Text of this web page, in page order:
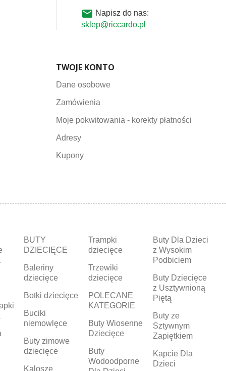
email Napisz do nas:
sklep@riccardo.pl
TWOJE KONTO
Dane osobowe
Zamówienia
Moje pokwitowania - korekty płatności
Adresy
Kupony
BUTY
DZIECIĘCE
Baleriny
dziecięce
Botki dziecięce
Buciki
niemowlęce
Buty zimowe
dziecięce
Kalosze
Trampki
dziecięce
Trzewiki
dziecięce
POLECANE
KATEGORIE
Buty Wiosenne
Dziecięce
Buty
Wodoodporne
Buty Dla Dzieci
z Wysokim
Podbiciem
Buty Dziecięce
z Usztywnioną
Piętą
Buty ze
Sztywnym
Zapiętkiem
Kapcie Dla
Dzieci